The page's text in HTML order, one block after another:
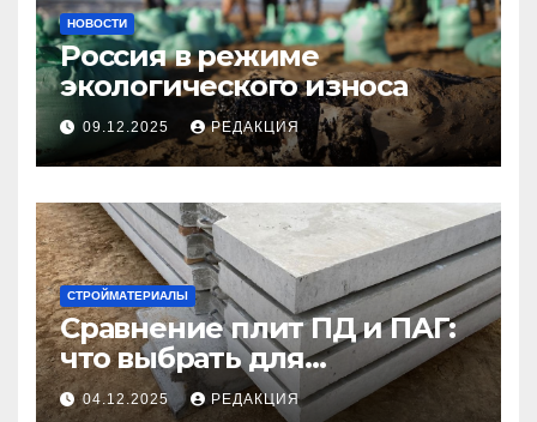
НОВОСТИ
Россия в режиме
экологического износа
09.12.2025 РЕДАКЦИЯ
СТРОЙМАТЕРИАЛЫ
Сравнение плит ПД и ПАГ:
что выбрать для
долговечного и прочного
04.12.2025 РЕДАКЦИЯ